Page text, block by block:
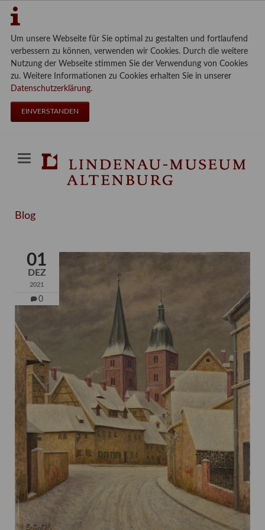
Um unsere Webseite für Sie optimal zu gestalten und fortlaufend
verbessern zu können, verwenden wir Cookies. Durch die weitere
Nutzung der Webseite stimmen Sie der Verwendung von Cookies
zu. Weitere Informationen zu Cookies erhalten Sie in unserer
Datenschutzerklärung.
EINVERSTANDEN
Blog
01
DEZ
2021
0